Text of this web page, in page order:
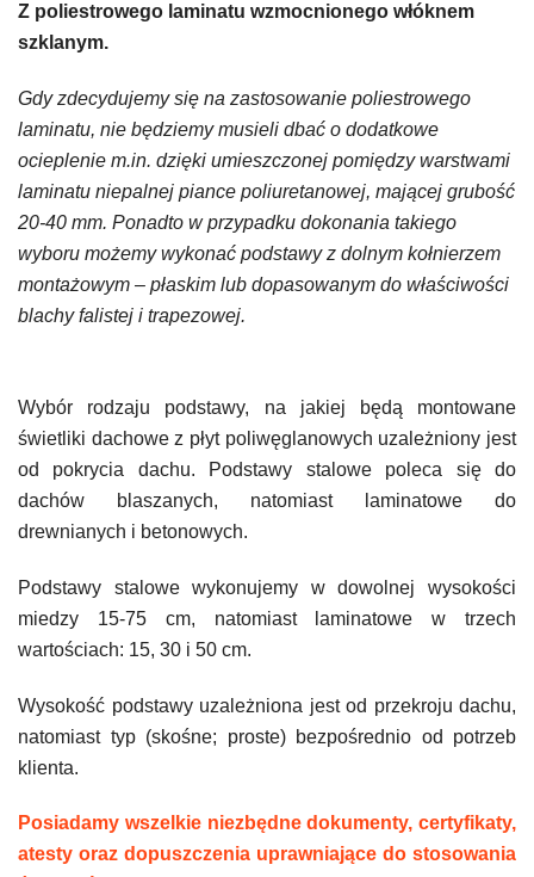
Z poliestrowego laminatu wzmocnionego włóknem
szklanym.
Gdy zdecydujemy się na zastosowanie poliestrowego
laminatu, nie będziemy musieli dbać o dodatkowe
ocieplenie m.in. dzięki umieszczonej pomiędzy warstwami
laminatu niepalnej piance poliuretanowej, mającej grubość
20-40 mm. Ponadto w przypadku dokonania takiego
wyboru możemy wykonać podstawy z dolnym kołnierzem
montażowym – płaskim lub dopasowanym do właściwości
blachy falistej i trapezowej.
Wybór rodzaju podstawy, na jakiej będą montowane
świetliki dachowe z płyt poliwęglanowych uzależniony jest
od pokrycia dachu. Podstawy stalowe poleca się do
dachów blaszanych, natomiast laminatowe do
drewnianych i betonowych.
Podstawy stalowe wykonujemy w dowolnej wysokości
miedzy 15-75 cm, natomiast laminatowe w trzech
wartościach: 15, 30 i 50 cm.
Wysokość podstawy uzależniona jest od przekroju dachu,
natomiast typ (skośne; proste) bezpośrednio od potrzeb
klienta.
Posiadamy wszelkie niezbędne dokumenty, certyfikaty,
atesty oraz dopuszczenia uprawniające do stosowania